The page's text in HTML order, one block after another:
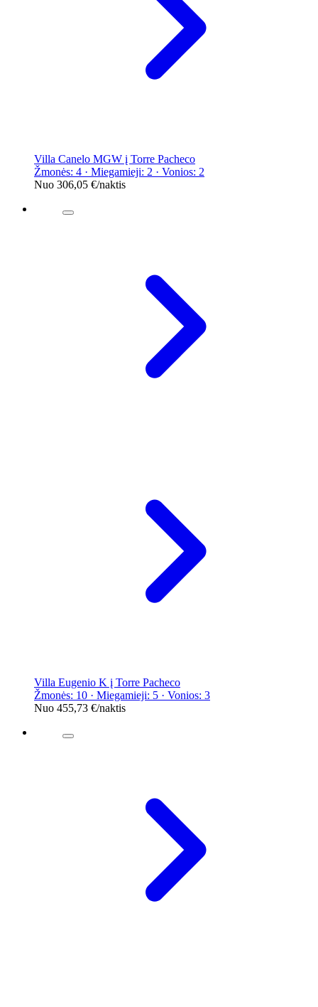
Villa Canelo MGW į Torre Pacheco
Žmonės: 4 · Miegamieji: 2 · Vonios: 2
Nuo 306,05 €/naktis
Villa Eugenio K į Torre Pacheco
Žmonės: 10 · Miegamieji: 5 · Vonios: 3
Nuo 455,73 €/naktis